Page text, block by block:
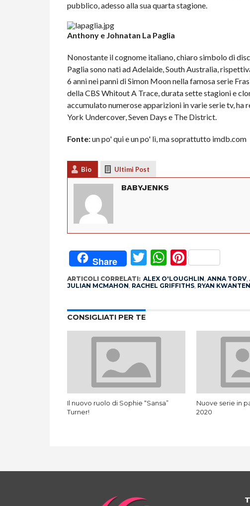
pubblico, adesso alla sua quarta stagione.
Anthony e Johnatan La Paglia
Nonostante il cognome italiano, chiaro simbolo di
Paglia sono nati ad Adelaide, South Australia,
6 anni nei panni di Simon Moon nella famosa serie
della CBS Whitout A Trace, durata sette stagioni e
accumulato numerose apparizioni in varie serie tv,
York Undercover, Seven Days e The District.
Fonte:un po' qui e un po' lì, ma soprattutto imdb.com
Bio Ultimi Post
BABYJENKS
Share Twitter
WhatsApp
Pinterest
ARTICOLI CORRELATI: ALEX O'LOUGHLIN, ANNA TORV,
JULIAN MCMAHON, RACHEL GRIFFITHS, RYAN KWANTEN
CONSIGLIATI PER TE
Il nuovo ruolo di Sophie “Sansa”
Turner!
Nuove serie in
2020